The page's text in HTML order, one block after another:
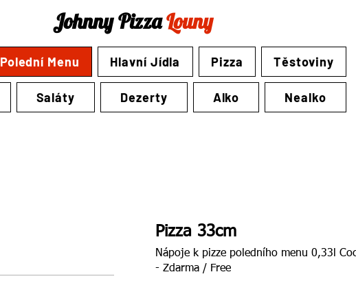
Johnny PizzaLouny
Polední Menu Hlavní Jídla Pizza Těstoviny
Saláty Dezerty Alko Nealko
Pizza 33cm
Nápoje k pizze poledního menu 0,33l Coca Cola, Fanta, Sprite
- Zdarma / Free